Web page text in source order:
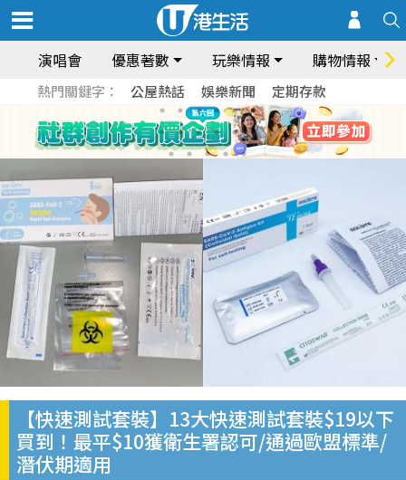
演唱會 優惠著數 玩樂情報 購物情報
熱門關鍵字： 公屋熱話 娛樂新聞 定期存款
【快速測試套裝】13大快速測試套裝$19以下
買到！最平$10獲衛生署認可/通過歐盟標準/
潛伏期適用